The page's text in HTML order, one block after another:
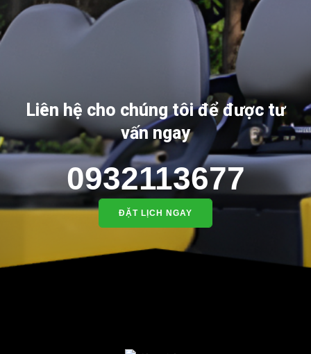
Liên hệ cho chúng tôi để được tư
vấn ngay
0932113677
ĐẶT LỊCH NGAY